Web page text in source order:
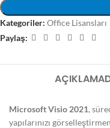
Kategoriler: Office Lisansları
Paylaş:
AÇIKLAMA
Microsoft Visio 2021,
yapılarınızı